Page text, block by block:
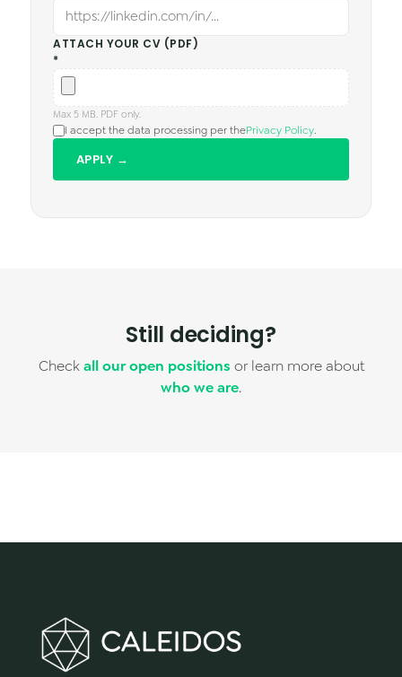
ATTACH YOUR CV (PDF)
*
Max 5 MB. PDF only.
I accept the data processing per thePrivacy Policy.
APPLY →
Still deciding?
Checkall our open positions or learn more about
who we are.